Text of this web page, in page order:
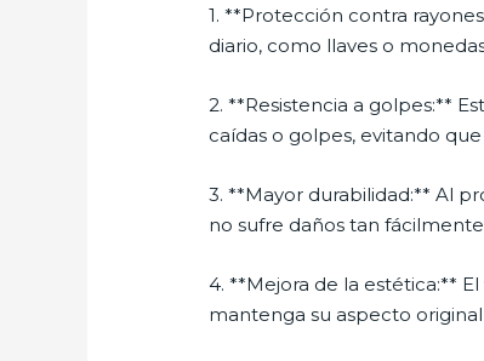
1. **Protección contra
diario, como llaves o
2. **Resistencia a golpes:**
caídas o golpes, evitando
3. **Mayor durabilidad:** Al
no sufre daños tan
4. **Mejora de la estética:**
mantenga su aspecto